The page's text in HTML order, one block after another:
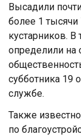
Высадили
более 1
кустарников.
определили на
субботника 19
службе.
Также
по